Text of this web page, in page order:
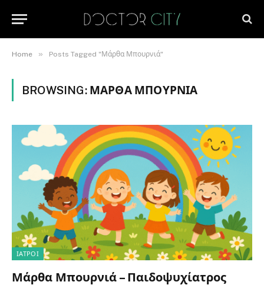
Home » Posts Tagged "Μάρθα Μπουρνιά"
BROWSING: ΜΆΡΘΑ ΜΠΟΥΡΝΙΆ
ΙΑΤΡΟΊ
Μάρθα Μπουρνιά – Παιδοψυχίατρος